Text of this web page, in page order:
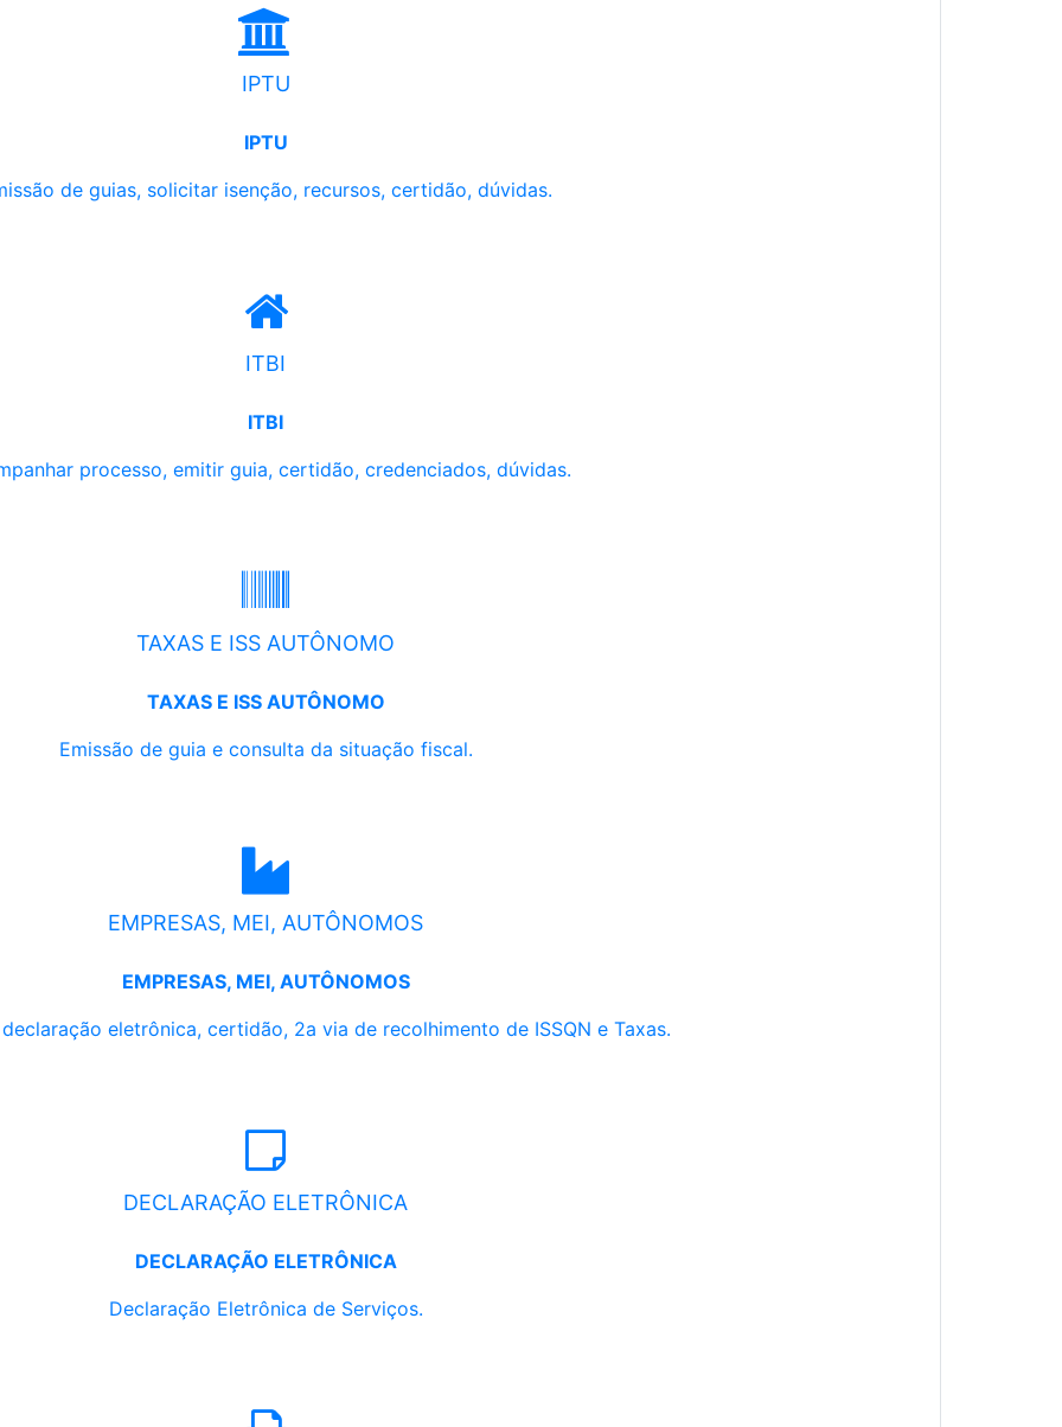
IPTU
IPTU
de guias, solicitar isenção, recursos, certidão, dúvidas.
ITBI
ITBI
processo, emitir guia, certidão, credenciados, dúvidas.
TAXAS E ISS AUTÔNOMO
TAXAS E ISS AUTÔNOMO
Emissão de guia e consulta da situação fiscal.
EMPRESAS, MEI, AUTÔNOMOS
EMPRESAS, MEI, AUTÔNOMOS
eletrônica, certidão, 2a via de recolhimento de ISSQN e Taxas.
DECLARAÇÃO ELETRÔNICA
DECLARAÇÃO ELETRÔNICA
Declaração Eletrônica de Serviços.